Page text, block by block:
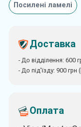
Посилені ламелі
Доставка
- До відділення: 600
- До під'їзду: 900
Оплата